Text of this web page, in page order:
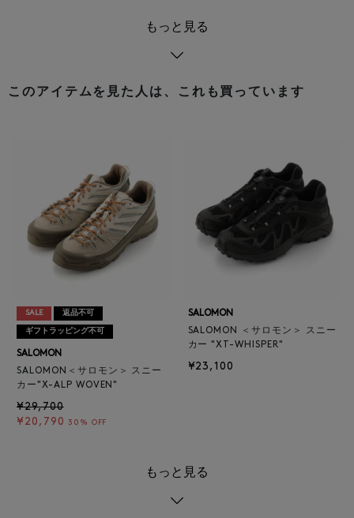
もっと見る
このアイテムを見た人は、これも買っています
SALE 返品不可
ギフトラッピング不可
SALOMON
SALOMON＜サロモン＞ スニー
カー"X-ALP WOVEN"
¥29,700
¥20,790 30% OFF
SALOMON
SALOMON ＜サロモン＞ スニー
カー "XT-WHISPER"
¥23,100
もっと見る